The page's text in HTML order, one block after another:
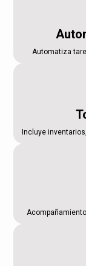
Automatiza
Incluye